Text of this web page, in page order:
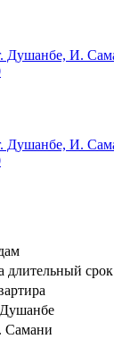
длительный срок
Самани